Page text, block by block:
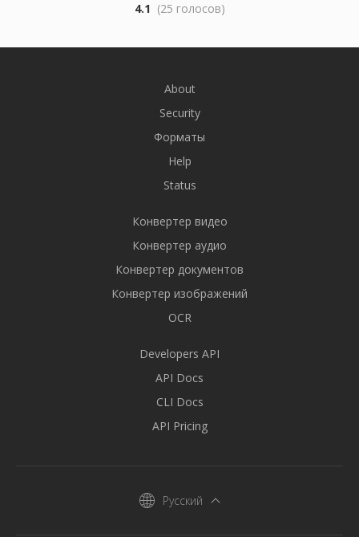
4.1 (25 голосов)
About
Security
Форматы
Help
Status
Конвертер видео
Конвертер аудио
Конвертер документов
Конвертер изображений
OCR
Developers API
API Docs
CLI Docs
API Pricing
Русский